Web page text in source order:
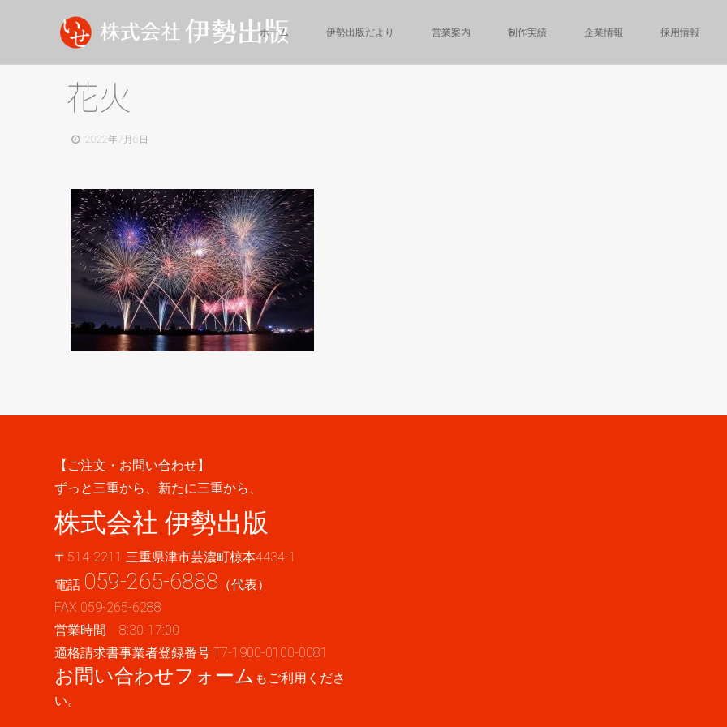
ホーム 伊勢出版だより 営業案内 制作実績 企業情報 採用情報
花火
2022年7月6日
【ご注文・お問い合わせ】
ずっと三重から、新たに三重から、
株式会社 伊勢出版
〒514-2211 三重県津市芸濃町椋本4434-1
電話 059-265-6888 （代表）
FAX 059-265-6288
営業時間 8:30-17:00
適格請求書事業者登録番号 T7-1900-0100-0081
お問い合わせフォーム もご利用くださ
い。